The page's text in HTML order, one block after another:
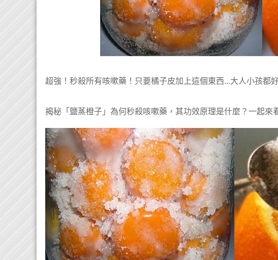
超強！秒殺所有咳嗽藥！只要橘子皮加上這個東西...大人小孩都
揭秘「鹽蒸橙子」為何秒殺咳嗽藥，其功效原理是什麼？一起來